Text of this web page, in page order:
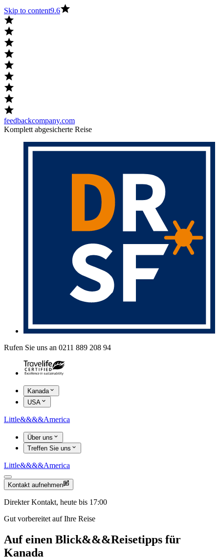
Skip to content9.6
feedbackcompany.com
Komplett abgesicherte Reise
Rufen Sie uns an 0211 889 208 94
Kanada
USA
Little&&&&America
Über uns
Treffen Sie uns
Little&&&&America
Kontakt aufnehmen
Direkter Kontakt, heute bis 17:00
Gut vorbereitet auf Ihre Reise
Auf einen Blick&&&Reisetipps für
Kanada